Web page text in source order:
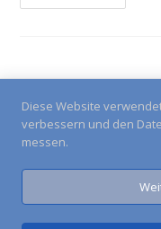
Diese Website
verbessern und den
messen.